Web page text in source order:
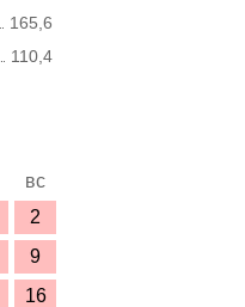
165,6
110,4
вс
2
9
16